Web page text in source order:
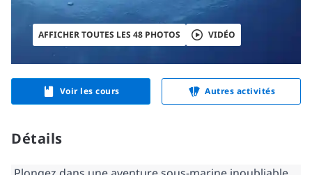
AFFICHER TOUTES LES 48 PHOTOS VIDÉO
Voir les cours Autres activités
Détails